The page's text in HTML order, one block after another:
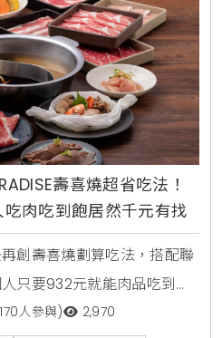
壽喜燒超省吃法！
肉吃到飽居然千元有找
創壽喜燒劃算吃法，搭配聯
只要932元就能肉品吃到
言揭露更便宜的隱藏優惠。
人參與) 2,970